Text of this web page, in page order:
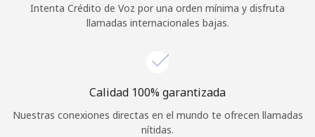
Continuar con
Intenta Crédito de Voz por una orden mínima y disfruta
llamadas internacionales bajas.
Calidad 100% garantizada
Nuestras conexiones directas en el mundo te ofrecen llamadas
nítidas.